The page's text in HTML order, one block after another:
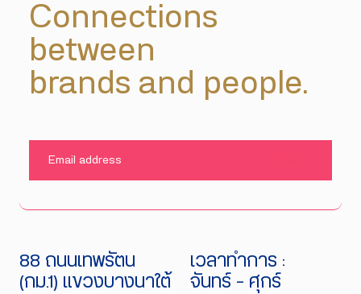
Connections
between
brands and people.
88 ถนนเทพรัตน
(กม.1) แขวงบางนาใต้
เวลาทำการ :
จันทร์ - ศุกร์